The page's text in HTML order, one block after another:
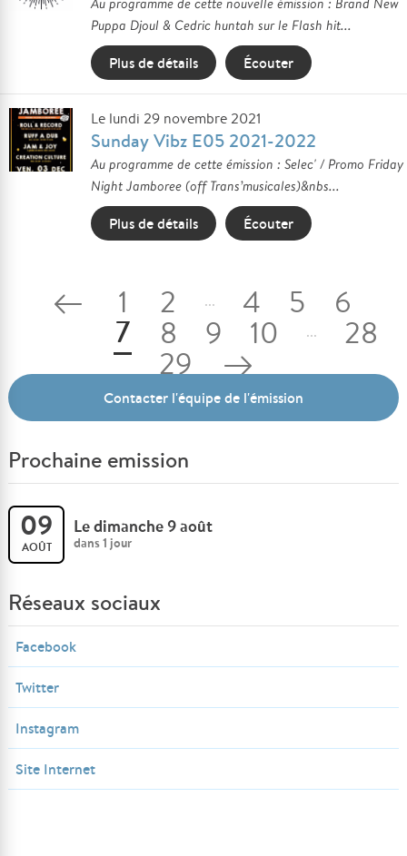
Puppa Djoul & Cedric huntah sur le Flash hit...
Plus de détails Écouter
Le lundi 29 novembre 2021
Sunday Vibz E05 2021-2022
Au programme de cette émission : Selec' / Promo Friday
Night Jamboree (off Trans’musicales)&nbs...
Plus de détails Écouter
1 2 ... 4 5 6
7 8 9 10 ...
28
29
Contacter l'équipe de l'émission
Prochaine emission
09
AOÛT
Le dimanche 9 août
dans 1 jour
Réseaux sociaux
Facebook
Twitter
Instagram
Site Internet